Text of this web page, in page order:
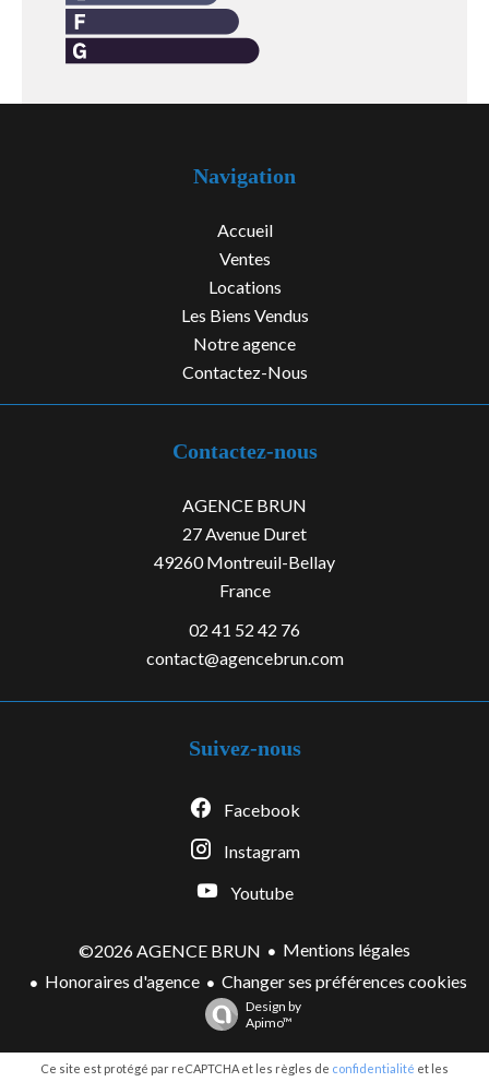
Navigation
Accueil
Ventes
Locations
Les Biens Vendus
Notre agence
Contactez-Nous
Contactez-nous
AGENCE BRUN
27 Avenue Duret
49260Montreuil-Bellay
France
02 41 52 42 76
contact@agencebrun.com
Suivez-nous
Facebook
Instagram
Youtube
©2026 AGENCE BRUN
Mentions légales
Honoraires d'agence
Changer ses préférences cookies
Design by
Apimo™
Ce site est protégé par reCAPTCHA et les règles de confidentialité et les